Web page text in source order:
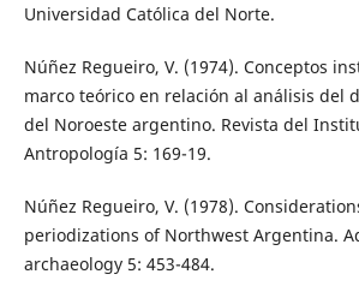
Universidad Católica del Norte.
Núñez Regueiro, V. (1974). Conceptos
marco teórico en relación al análisis del
del Noroeste argentino. Revista del
Antropología 5: 169-19.
Núñez Regueiro, V. (1978).
periodizations of Northwest Argentina.
archaeology 5: 453-484.